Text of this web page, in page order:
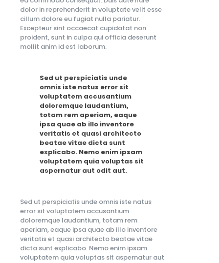
dolor in reprehenderit in voluptate velit esse
cillum dolore eu fugiat nulla pariatur.
Excepteur sint occaecat cupidatat non
proident, sunt in culpa qui officia deserunt
mollit anim id est laborum.
Sed ut perspiciatis unde
omnis iste natus error sit
voluptatem accusantium
doloremque laudantium,
totam rem aperiam, eaque
ipsa quae ab illo inventore
veritatis et quasi architecto
beatae vitae dicta sunt
explicabo. Nemo enim ipsam
voluptatem quia voluptas sit
aspernatur aut odit aut.
Sed ut perspiciatis unde omnis iste natus
error sit voluptatem accusantium
doloremque laudantium, totam rem
aperiam, eaque ipsa quae ab illo inventore
veritatis et quasi architecto beatae vitae
dicta sunt explicabo. Nemo enim ipsam
voluptatem quia voluptas sit aspernatur aut